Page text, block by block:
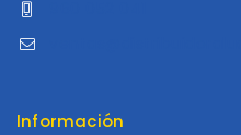
Información